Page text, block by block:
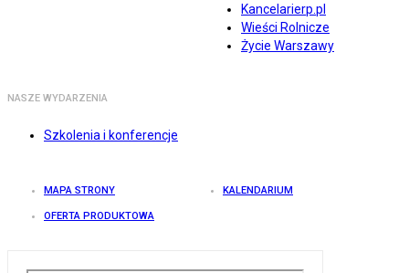
Kancelarierp.pl
Wieści Rolnicze
Życie Warszawy
NASZE WYDARZENIA
Szkolenia i konferencje
MAPA STRONY KALENDARIUM
OFERTA PRODUKTOWA